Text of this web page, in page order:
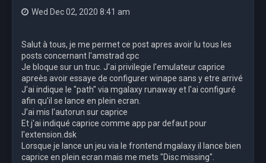
Wed Dec 02, 2020 8:41 am
Salut à tous, je me permet ce post apres avoir lu tous les
posts concernant l'amstrad cpc
Je bloque sur un truc. J'ai privilegie l'emulateur caprice
apreès avoir essaye de configurer winape sans y etre arrivé
J'ai indique le "path" via mgalaxy runaway et l'ai configuré
afin qu'il se lance en plein ecran.
J'ai mis l'autorun sur caprice
Et j'ai indiqué caprice comme app par defaut pour
l'extension.dsk
Lorsque je lance un jeu via le frontend mgalaxy il lance bien
caprice en plein ecran mais me mets "Disc missing".